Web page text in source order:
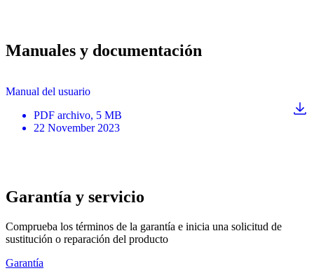
Manuales y documentación
Manual del usuario
PDF archivo, 5 MB
22 November 2023
Garantía y servicio
Comprueba los términos de la garantía e inicia una solicitud de
sustitución o reparación del producto
Garantía